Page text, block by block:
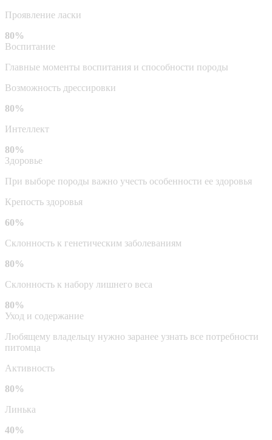
Проявление ласки
80%
Воспитание
Главные моменты воспитания и способности породы
Возможность дрессировки
80%
Интеллект
80%
Здоровье
При выборе породы важно учесть особенности ее здоровья
Крепость здоровья
60%
Склонность к генетическим заболеваниям
80%
Склонность к набору лишнего веса
80%
Уход и содержание
Любящему владельцу нужно заранее узнать все потребности
питомца
Активность
80%
Линька
40%